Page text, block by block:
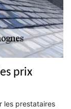
prix
les prestataires